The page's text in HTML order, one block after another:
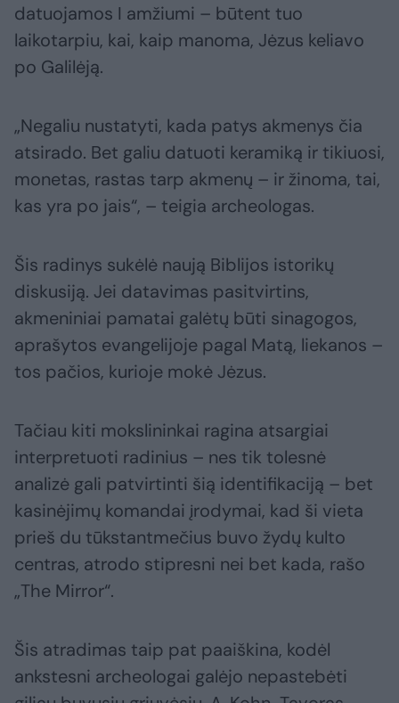
datuojamos I amžiumi – būtent tuo
laikotarpiu, kai, kaip manoma, Jėzus keliavo
po Galilėją.
„Negaliu nustatyti, kada patys akmenys čia
atsirado. Bet galiu datuoti keramiką ir tikiuosi,
monetas, rastas tarp akmenų – ir žinoma, tai,
kas yra po jais“, – teigia archeologas.
Šis radinys sukėlė naują Biblijos istorikų
diskusiją. Jei datavimas pasitvirtins,
akmeniniai pamatai galėtų būti sinagogos,
aprašytos evangelijoje pagal Matą, liekanos –
tos pačios, kurioje mokė Jėzus.
Tačiau kiti mokslininkai ragina atsargiai
interpretuoti radinius – nes tik tolesnė
analizė gali patvirtinti šią identifikaciją – bet
kasinėjimų komandai įrodymai, kad ši vieta
prieš du tūkstantmečius buvo žydų kulto
centras, atrodo stipresni nei bet kada, rašo
„The Mirror“.
Šis atradimas taip pat paaiškina, kodėl
ankstesni archeologai galėjo nepastebėti